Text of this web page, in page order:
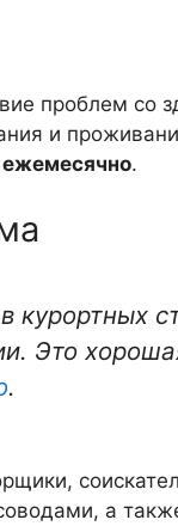
проблем со
и
.
курортных
Это
.
а